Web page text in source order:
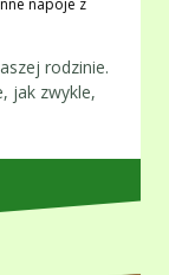
napoje z
rodzinie.
jak zwykle,